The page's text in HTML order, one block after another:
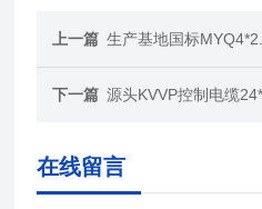
上一篇 生产基地国标
下一篇 源头KVVP控制电缆
在线留言